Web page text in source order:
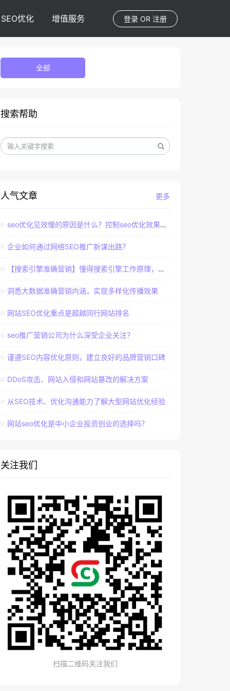
登录 OR 注册
SEO优化 增值服务
全部
搜索帮助
更多
人气文章
seo优化见效慢的原因是什么？控制seo优化效果的直接因素
企业如何通过网络SEO推广新谋出路？
【搜索引擎准确营销】懂得搜索引擎工作原理，建立准确客户群体
洞悉大数据准确营销内涵，实现多样化传播效果
网站SEO优化重点是超越同行网站排名
seo推广营销公司为什么深受企业关注？
谨遵SEO内容优化原则，建立良好的品牌营销口碑
DDoS攻击、网站入侵和网站篡改的解决方案
从SEO技术、优化沟通能力了解大型网站优化经验
网站seo优化是中小企业投资创业的选择吗？
关注我们
扫描二维码关注我们